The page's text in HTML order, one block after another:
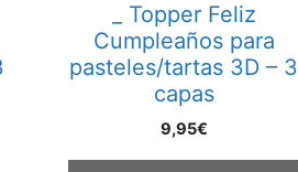
_ Topper Feliz
Cumpleaños para
pasteles/tartas 3D – 3
capas
9,95€
la
página